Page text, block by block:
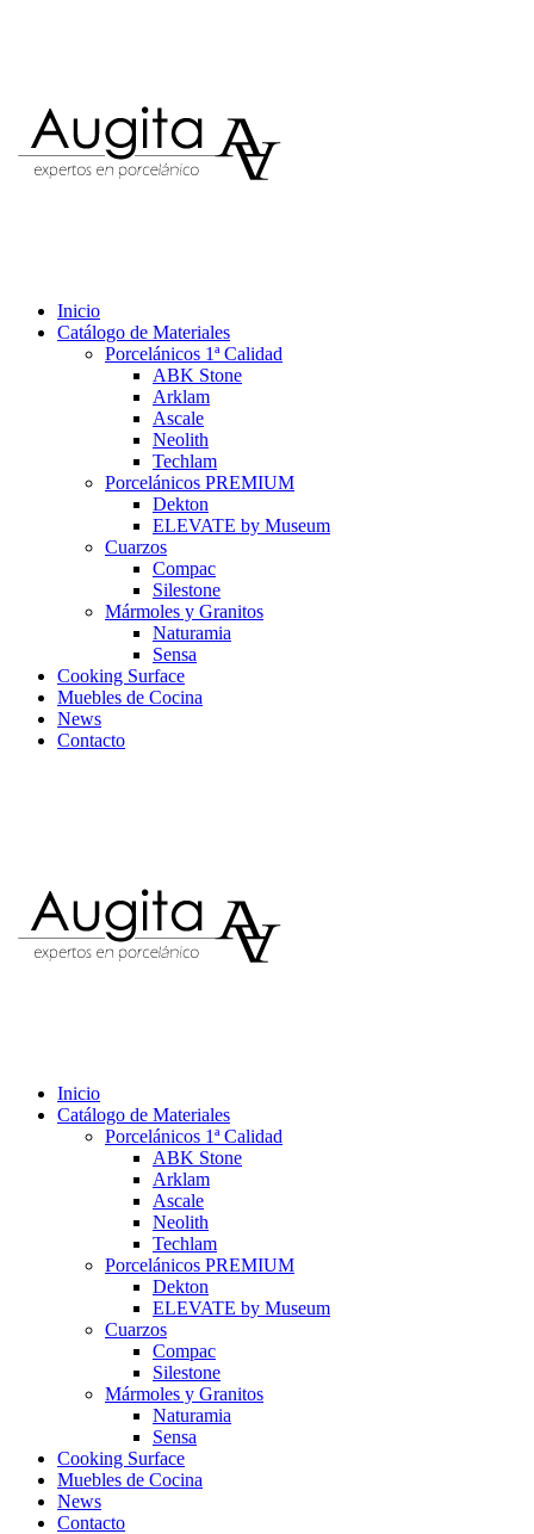
Inicio
Catálogo de Materiales
Porcelánicos 1ª Calidad
ABK Stone
Arklam
Ascale
Neolith
Techlam
Porcelánicos PREMIUM
Dekton
ELEVATE by Museum
Cuarzos
Compac
Silestone
Mármoles y Granitos
Naturamia
Sensa
Cooking Surface
Muebles de Cocina
News
Contacto
Inicio
Catálogo de Materiales
Porcelánicos 1ª Calidad
ABK Stone
Arklam
Ascale
Neolith
Techlam
Porcelánicos PREMIUM
Dekton
ELEVATE by Museum
Cuarzos
Compac
Silestone
Mármoles y Granitos
Naturamia
Sensa
Cooking Surface
Muebles de Cocina
News
Contacto